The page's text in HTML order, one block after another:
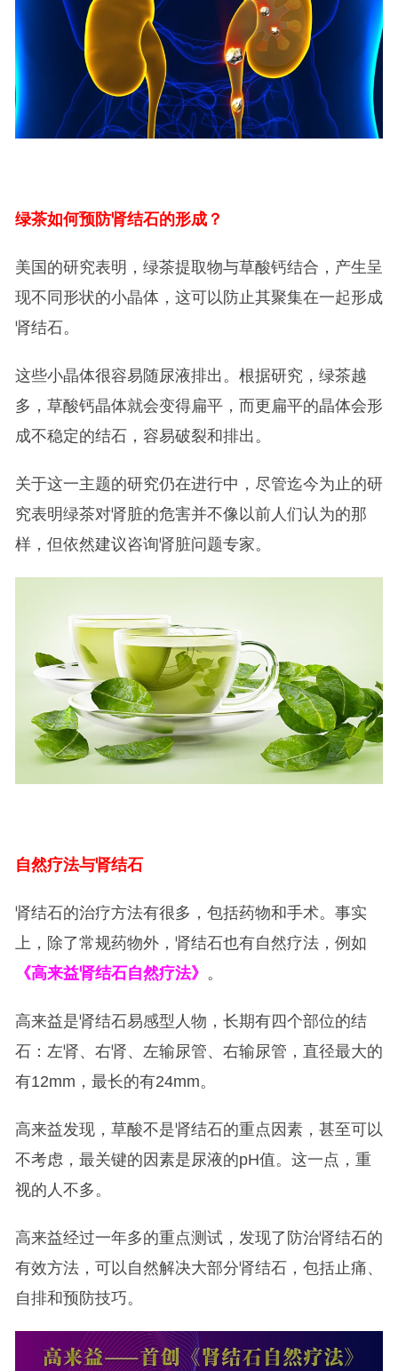
绿茶如何预防肾结石的形成？
美国的研究表明，绿茶提取物与草酸钙结合，产生呈
现不同形状的小晶体，这可以防止其聚集在一起形成
肾结石。
这些小晶体很容易随尿液排出。根据研究，绿茶越
多，草酸钙晶体就会变得扁平，而更扁平的晶体会形
成不稳定的结石，容易破裂和排出。
关于这一主题的研究仍在进行中，尽管迄今为止的研
究表明绿茶对肾脏的危害并不像以前人们认为的那
样，但依然建议咨询肾脏问题专家。
自然疗法与肾结石
肾结石的治疗方法有很多，包括药物和手术。事实
上，除了常规药物外，肾结石也有自然疗法，例如
《高来益肾结石自然疗法》 。
高来益是肾结石易感型人物，长期有四个部位的结
石：左肾、右肾、左输尿管、右输尿管，直径最大的
有12mm，最长的有24mm。
高来益发现，草酸不是肾结石的重点因素，甚至可以
不考虑，最关键的因素是尿液的pH值。这一点，重
视的人不多。
高来益经过一年多的重点测试，发现了防治肾结石的
有效方法，可以自然解决大部分肾结石，包括止痛、
自排和预防技巧。